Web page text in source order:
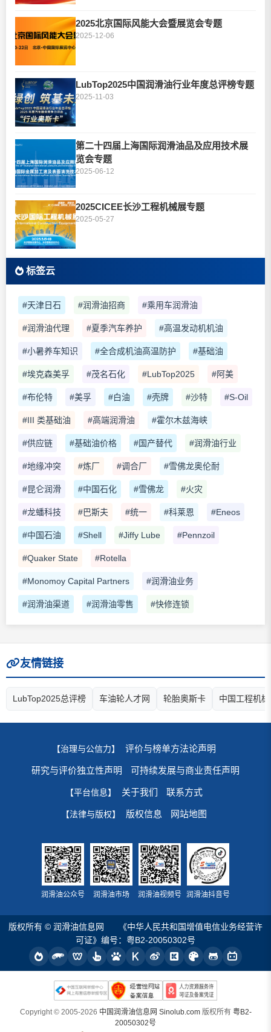
2025北京国际风能大会暨展览会专题
2025-12-06
LubTop2025中国润滑油行业年度总评榜专题
2025-11-03
第二十四届上海国际润滑油品及应用技术展
览会专题
2025-06-12
2025CICEE长沙工程机械展专题
2025-05-27
标签云
#天津日石 #润滑油招商 #乘用车润滑油
#润滑油代理 #夏季汽车养护 #高温发动机机油
#小暑养车知识 #全合成机油高温防护 #基础油
#埃克森美孚 #茂名石化 #LubTop2025 #阿美
#布伦特 #美孚 #白油 #壳牌 #沙特 #S-Oil
#III 类基础油 #高端润滑油 #霍尔木兹海峡
#供应链 #基础油价格 #国产替代 #润滑油行业
#地缘冲突 #炼厂 #调合厂 #雪佛龙奥伦耐
#昆仑润滑 #中国石化 #雪佛龙 #火灾
#龙蟠科技 #巴斯夫 #统一 #科莱恩 #Eneos
#中国石油 #Shell #Jiffy Lube #Pennzoil
#Quaker State #Rotella
#Monomoy Capital Partners #润滑油业务
#润滑油渠道 #润滑油零售 #快修连锁
友情链接
LubTop2025总评榜 车油轮人才网 轮胎奥斯卡 中国工程机
【治理与公信力】 评价与榜单方法论声明
研究与评价独立性声明 可持续发展与商业责任声明
【平台信息】 关于我们 联系方式
【法律与版权】 版权信息 网站地图
润滑油公众号 润滑油市场 润滑油视频号 润滑油抖音号
版权所有 © 润滑油信息网
《中华人民共和国增值电信业务经营许
可证》编号：粤B2-20050302号
Copyright © 2005-2026 中国润滑油信息网 Sinolub.com版权所有 粤B2-
20050302号